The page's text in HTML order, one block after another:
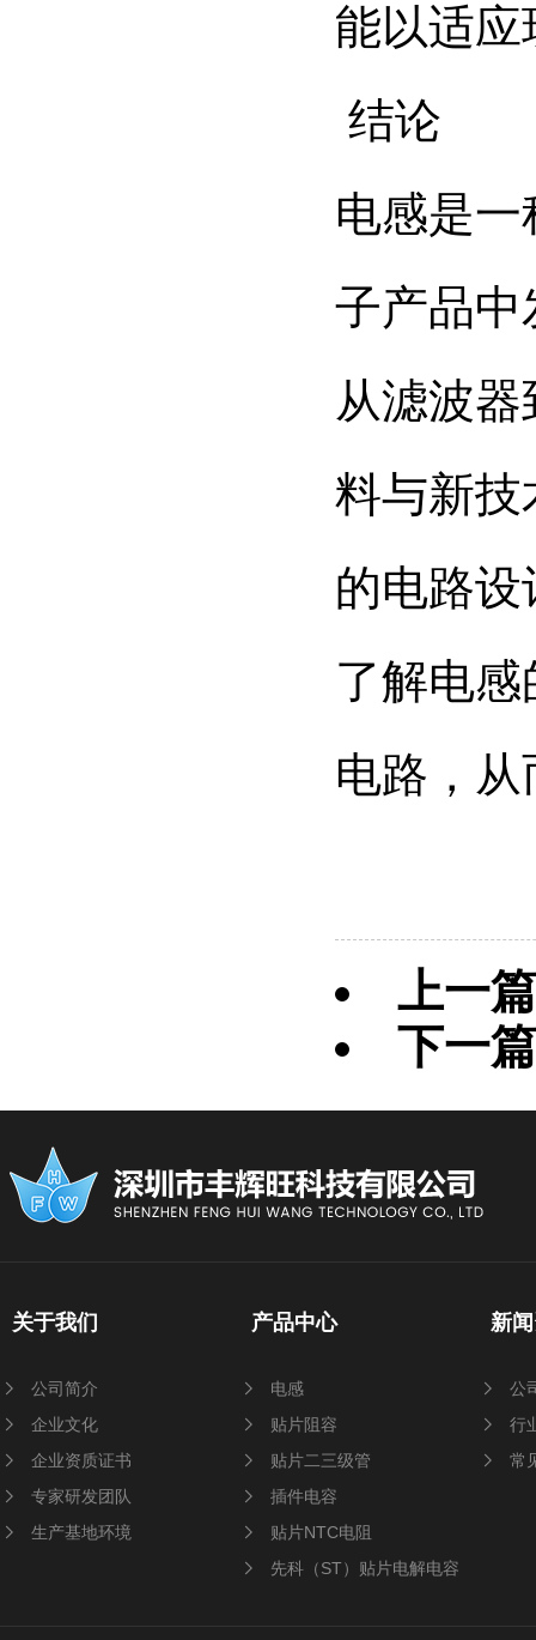
能以适
结论
电感是
子产品中
从滤波
料与新技
的电路
了解电
电路，
上一
下一
关于我们
公司简介
企业文化
企业资质证书
专家研发团队
生产基地环境
产品中心
电感
贴片阻容
贴片二三级管
插件电容
贴片NTC电阻
先科（ST）贴片电解电容
新
公
行
常